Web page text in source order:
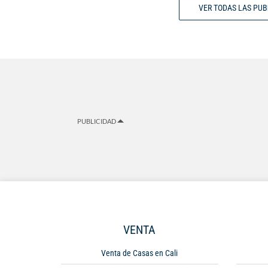
VER TODAS LAS
PUBLICIDAD
VENTA
Venta de Casas en Cali